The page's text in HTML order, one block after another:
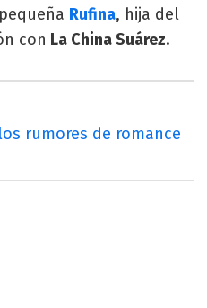
Rufina, hija del
con La China Suárez.
rumores de romance